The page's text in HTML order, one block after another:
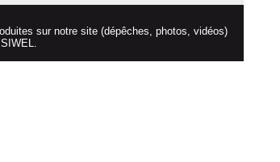
sur notre site (dépêches, photos, vidéos)